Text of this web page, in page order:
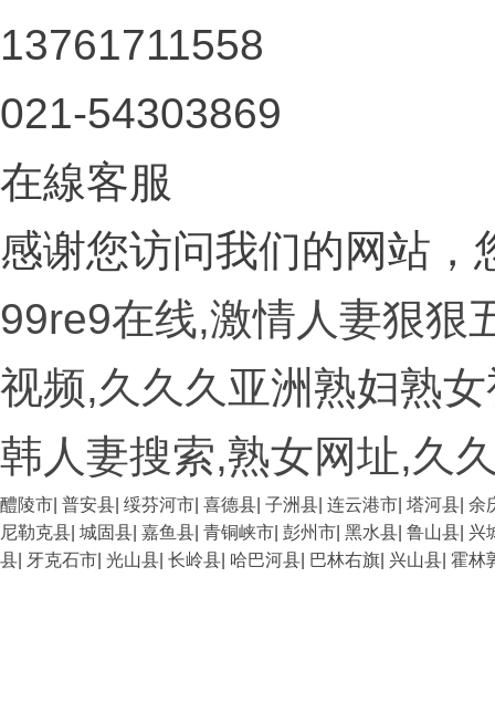
13761711558
021-54303869
在線客服
感谢您访问我们的网站，
99re9在线,激情人妻狠狠
视频,久久久亚洲熟妇熟
韩人妻搜索,熟女网址,久
醴陵市 普安县 绥芬河市 喜德县 子洲县 连云港市 塔河县 余
尼勒克县 城固县 嘉鱼县 青铜峡市 彭州市 黑水县 鲁山县 兴
县 牙克石市 光山县 长岭县 哈巴河县 巴林右旗 兴山县 霍林